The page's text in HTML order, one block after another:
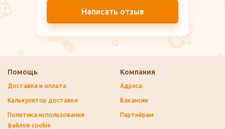
Написать отзыв
Помощь
Доставка и оплата
Калькулятор доставки
Политика использования
файлов cookie
Компания
Адреса
Вакансии
Партнёрам